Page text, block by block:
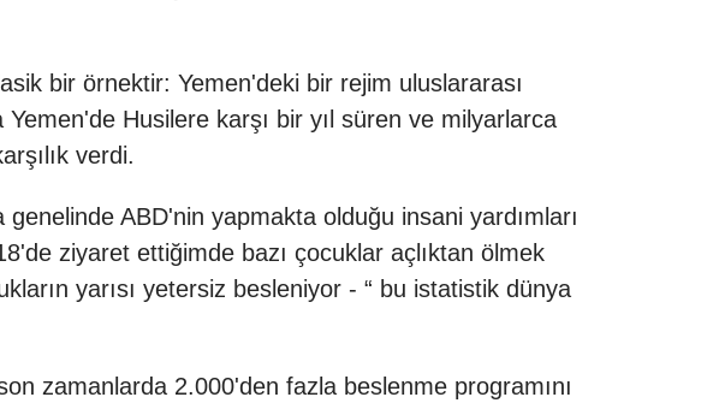
bir örnektir: Yemen'deki bir rejim uluslararası
Husilere karşı bir yıl süren ve milyarlarca
verdi.
ABD'nin yapmakta olduğu insani yardımları
ziyaret ettiğimde bazı çocuklar açlıktan ölmek
yarısı yetersiz besleniyor - “ bu istatistik dünya
zamanlarda 2.000'den fazla beslenme programını